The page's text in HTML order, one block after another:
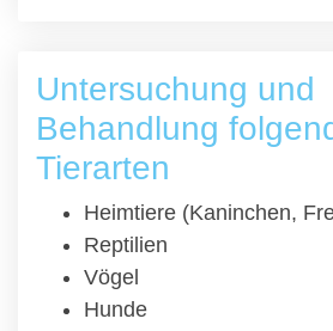
Untersuchung und
Behandlung
Tierarten
Heimtiere (Kaninchen,
Reptilien
Vögel
Hunde